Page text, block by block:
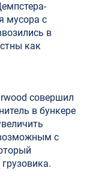
мусора с
в
как
совершил
в бункере
с